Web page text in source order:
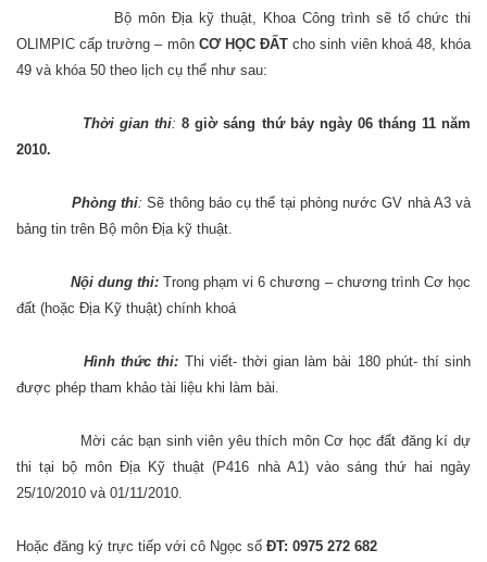
Bộ môn Địa kỹ thuật, Khoa Công trình sẽ tổ chức thi
OLIMPIC cấp trường – môn CƠ HỌC ĐẤTcho sinh viên khoá 48, khóa
49 và khóa 50 theo lịch cụ thể như sau:
Thời gian thi: 8 giờ sáng thứ bảy ngày 06 tháng 11 năm
2010.
Phòng thi: Sẽ thông báo cụ thể tại phòng nước GV nhà A3 và
bảng tin trên Bộ môn Địa kỹ thuật.
Nội dung thi:Trong phạm vi 6 chương – chương trình Cơ học
đất (hoặc Địa Kỹ thuật) chính khoá
Hình thức thi: Thi viết- thời gian làm bài 180 phút- thí sinh
được phép tham khảo tài liệu khi làm bài.
Mời các bạn sinh viên yêu thích môn Cơ học đất đăng kí dự
thi tại bộ môn Địa Kỹ thuật (P416 nhà A1) vào sáng thứ hai ngày
25/10/2010 và 01/11/2010.
Hoặc đăng ký trực tiếp với cô Ngọc số ĐT: 0975 272 682